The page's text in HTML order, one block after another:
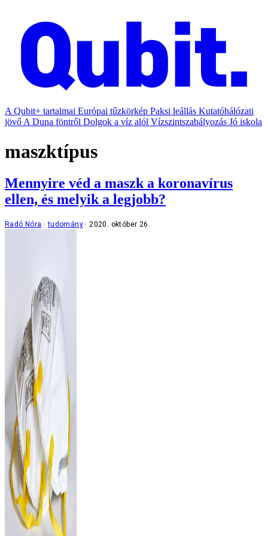
A Qubit+ tartalmai Európai tűzkörkép Paksi leállás Kutatóhálózati
jövő A Duna föntről Dolgok a víz alól Vízszintszabályozás Jó iskola
maszktípus
Mennyire véd a maszk a koronavírus
ellen, és melyik a legjobb?
Radó Nóra tudomány 2020. október 26.